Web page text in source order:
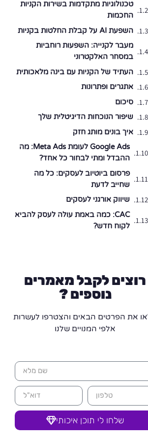
טכנולוגיות מתקדמות בשירות הקניות
החכמות
השפעת AI על קבלת החלטות בקניות
מעבר לקנייה: השפעות רוחביות
במסחר האלקטרוני
העתיד של הקניות עם בינה מלאכותית
אתגרים ופתרונות
סיכום
שיפור הנוכחות הדיגיטלית שלך
איך בונים מותג חזק
Google Ads לעומת Meta Ads: מה
ההבדל ומתי לבחור כל אחד?
פרסום ביוטיוב לעסקים: כל מה
שחייב לדעת
שיווק אורגני לעסקים
CAC: כמה באמת עולה לעסק להביא
לקוח חדש?
רוצים לקבל מאמרים
נוספים ?
את הפרטים הבאים והצטרפו לעשרות
אלפי המנויים שלנו
שלחו לי תוכן איכותי